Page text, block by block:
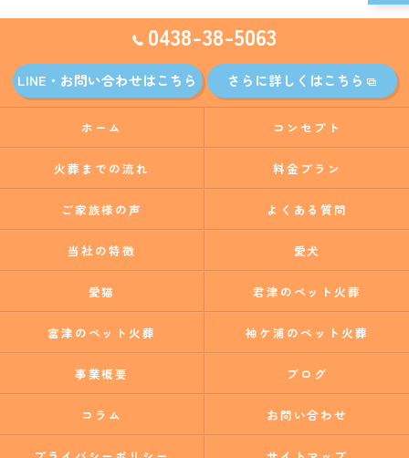
0438-38-5063
LINE・お問い合わせはこちら さらに詳しくはこちら
ホーム コンセプト
火葬までの流れ 料金プラン
ご家族様の声 よくある質問
当社の特徴 愛犬
愛猫 君津のペット火葬
富津のペット火葬 袖ケ浦のペット火葬
事業概要 ブログ
コラム お問い合わせ